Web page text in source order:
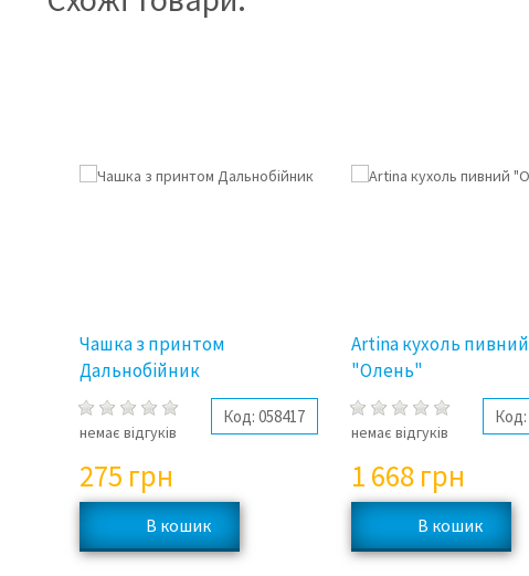
Чашка з принтом
Дальнобійник
немає відгуків
Код: 058417
275 грн
Artina кухоль пивний
"Олень"
немає відгуків
Код:
1 668 грн